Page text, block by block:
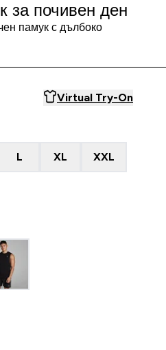
за почивен ден
памук с дълбоко
Virtual Try-On
L XL XXL